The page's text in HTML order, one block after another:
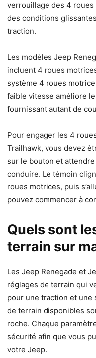
verrouillage des 4 roues
des conditions
traction.
Les modèles Jeep
incluent 4 roues
système 4 roues
faible vitesse améliore
fournissant autant de
Pour engager les 4
Trailhawk, vous devez
sur le bouton et attendre
conduire. Le témoin
roues motrices, puis
pouvez commencer à
Quels sont
terrain sur
Les Jeep Renegade et
réglages de terrain qui
pour une traction et une
de terrain disponibles
roche. Chaque
sécurité afin que vous
votre Jeep.